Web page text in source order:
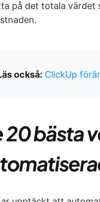
på det totala värdet
också: ClickUp
20 bästa